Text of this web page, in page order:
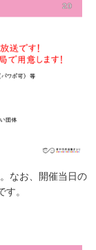
なお、開催当日の
す。